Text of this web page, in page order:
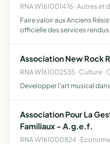
RNA W161001476 · Autres et
Faire valoir aux Anciens
officielle des services
Association New Rock
RNA W161002535 · Culture ·
Developper l'art musical
Association Pour La
Familiaux - A.g.e.f.
RNA W161000824 ·